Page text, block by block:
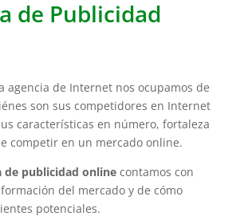
de Publicidad
agencia de Internet nos ocupamos de
son sus competidores en Internet
características en número, fortaleza
competir en un mercado online.
de publicidad onlinecontamos con
del mercado y de cómo
potenciales.